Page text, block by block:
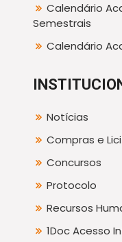
Calendário
Semestrais
Calendário
Notícias
Compras e
Concursos
Protocolo
Recursos
1Doc Acesso